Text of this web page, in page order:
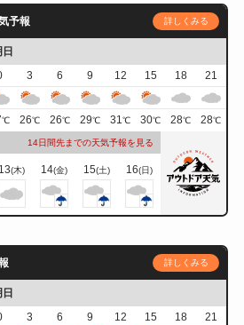
予報 詳しくみる
3 6 9 12 15 18
21
℃ 26℃ 26℃ 29℃ 31℃ 30℃ 28℃ 28℃
14日間先までの天気予報を見る
13(木) 14(金) 15(土) 16(日)
詳しくみる
3 6 9 12 15 18
21